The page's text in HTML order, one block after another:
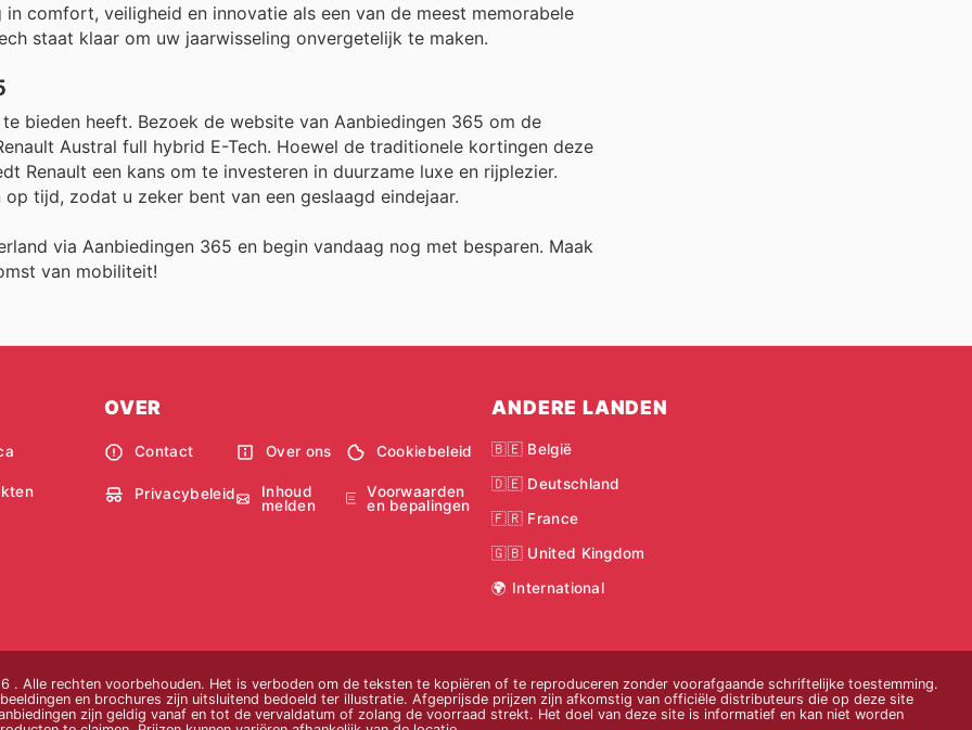
comfort, veiligheid en innovatie als een van de meest memorabele
staat klaar om uw jaarwisseling onvergetelijk te maken.
bieden heeft. Bezoek de website van Aanbiedingen 365 om de
Austral full hybrid E-Tech. Hoewel de traditionele kortingen deze
Renault een kans om te investeren in duurzame luxe en rijplezier.
tijd, zodat u zeker bent van een geslaagd eindejaar.
via Aanbiedingen 365 en begin vandaag nog met besparen. Maak
van mobiliteit!
OVER
Contact Over ons Cookiebeleid
Privacybeleid
Inhoud
melden
Voorwaarden
en bepalingen
ANDERE LANDEN
🇧🇪 België
🇩🇪 Deutschland
🇫🇷 France
🇬🇧 United Kingdom
🌍 International
. Alle rechten voorbehouden. Het is verboden om de teksten te kopiëren of te reproduceren zonder voorafgaande schriftelijke toestemming.
en brochures zijn uitsluitend bedoeld ter illustratie. Afgeprijsde prijzen zijn afkomstig van officiële distributeurs die op deze site
zijn geldig vanaf en tot de vervaldatum of zolang de voorraad strekt. Het doel van deze site is informatief en kan niet worden